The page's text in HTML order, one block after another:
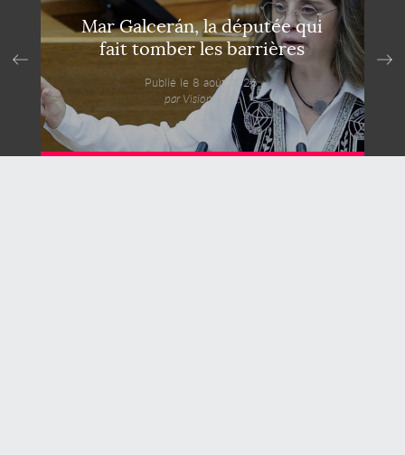
Mar Galcerán, la députée qui
fait tomber les barrières
Publié le 8 août 2026,
par VisionsMag.